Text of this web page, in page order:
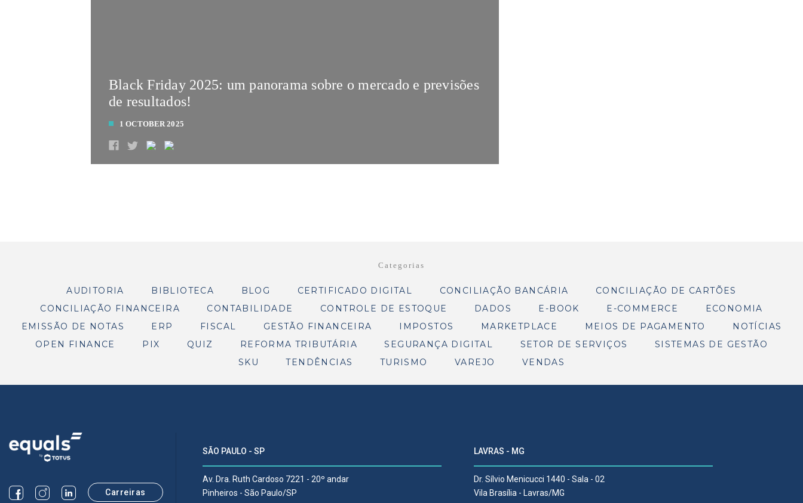
Black Friday 2025: um panorama sobre o mercado e previsões
de resultados!
1 OCTOBER 2025
Categorias
AUDITORIA BIBLIOTECA BLOG CERTIFICADO DIGITAL CONCILIAÇÃO BANCÁRIA
CONCILIAÇÃO DE CARTÕES
CONCILIAÇÃO FINANCEIRA
CONTABILIDADE CONTROLE DE ESTOQUE DADOS E-BOOK E-COMMERCE
ECONOMIA
EMISSÃO DE NOTAS
ERP FISCAL GESTÃO FINANCEIRA IMPOSTOS MARKETPLACE MEIOS DE PAGAMENTO
NOTÍCIAS
OPEN FINANCE
PIX QUIZ REFORMA TRIBUTÁRIA SEGURANÇA DIGITAL SETOR DE SERVIÇOS
SISTEMAS DE GESTÃO
SKU
TENDÊNCIAS TURISMO VAREJO VENDAS
Carreiras
SÃO PAULO - SP
Av. Dra. Ruth Cardoso 7221 - 20º andar
Pinheiros - São Paulo/SP
LAVRAS - MG
Dr. Sílvio Menicucci 1440 - Sala - 02
Vila Brasília - Lavras/MG